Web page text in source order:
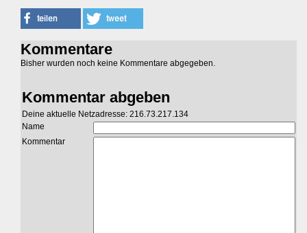
Kommentare
Bisher wurden noch keine Kommentare abgegeben.
Kommentar abgeben
Deine aktuelle Netzadresse: 216.73.217.134
Name
Kommentar